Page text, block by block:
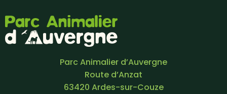
Parc Animalier d’Auvergne
Route d’Anzat
63420 Ardes-sur-Couze